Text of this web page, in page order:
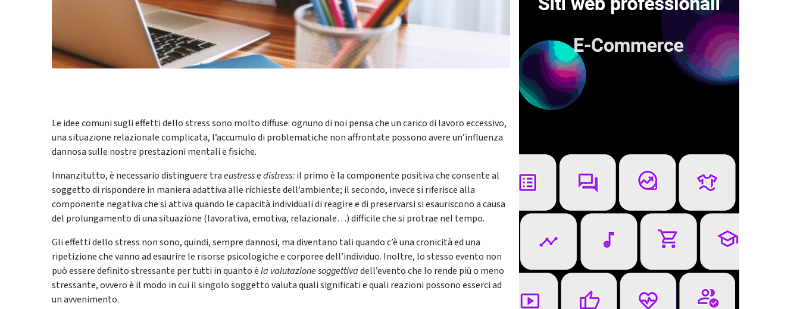
Le idee comuni sugli effetti dello stress sono molto diffuse: ognuno di noi pensa che un carico di lavoro eccessivo,
una situazione relazionale complicata, l’accumulo di problematiche non affrontate possono avere un’influenza
dannosa sulle nostre prestazioni mentali e fisiche.
Innanzitutto, è necessario distinguere traeustressedistress:il primo è la componente positiva che consente al
soggetto di rispondere in maniera adattiva alle richieste dell’ambiente; il secondo, invece si riferisce alla
componente negativa che si attiva quando le capacità individuali di reagire e di preservarsi si esauriscono a causa
del prolungamento di una situazione (lavorativa, emotiva, relazionale…) difficile che si protrae nel tempo.
Gli effetti dello stress non sono, quindi, sempre dannosi, ma diventano tali quando c’è una cronicità ed una
ripetizione che vanno ad esaurire le risorse psicologiche e corporee dell’individuo. Inoltre, lo stesso evento non
può essere definito stressante per tutti in quanto èla valutazione soggettivadell’evento che lo rende più o meno
stressante, ovvero è il modo in cui il singolo soggetto valuta quali significati e quali reazioni possono esserci ad
un avvenimento.